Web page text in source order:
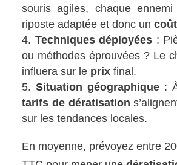
souris agiles, chaque
riposte adaptée et donc uncoût
Techniques déployées :
ou méthodes éprouvées ? Le
influera sur le prix final.
Situation géographique :
tarifs de dératisation
sur les tendances locales.
En moyenne, prévoyez entre